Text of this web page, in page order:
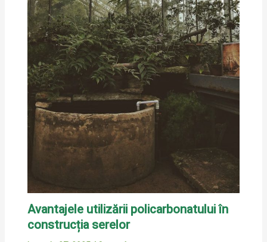
Avantajele utilizării policarbonatului în
construcția serelor